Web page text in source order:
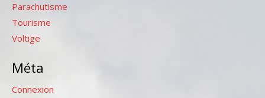
Parachutisme
Tourisme
Voltige
Méta
Connexion